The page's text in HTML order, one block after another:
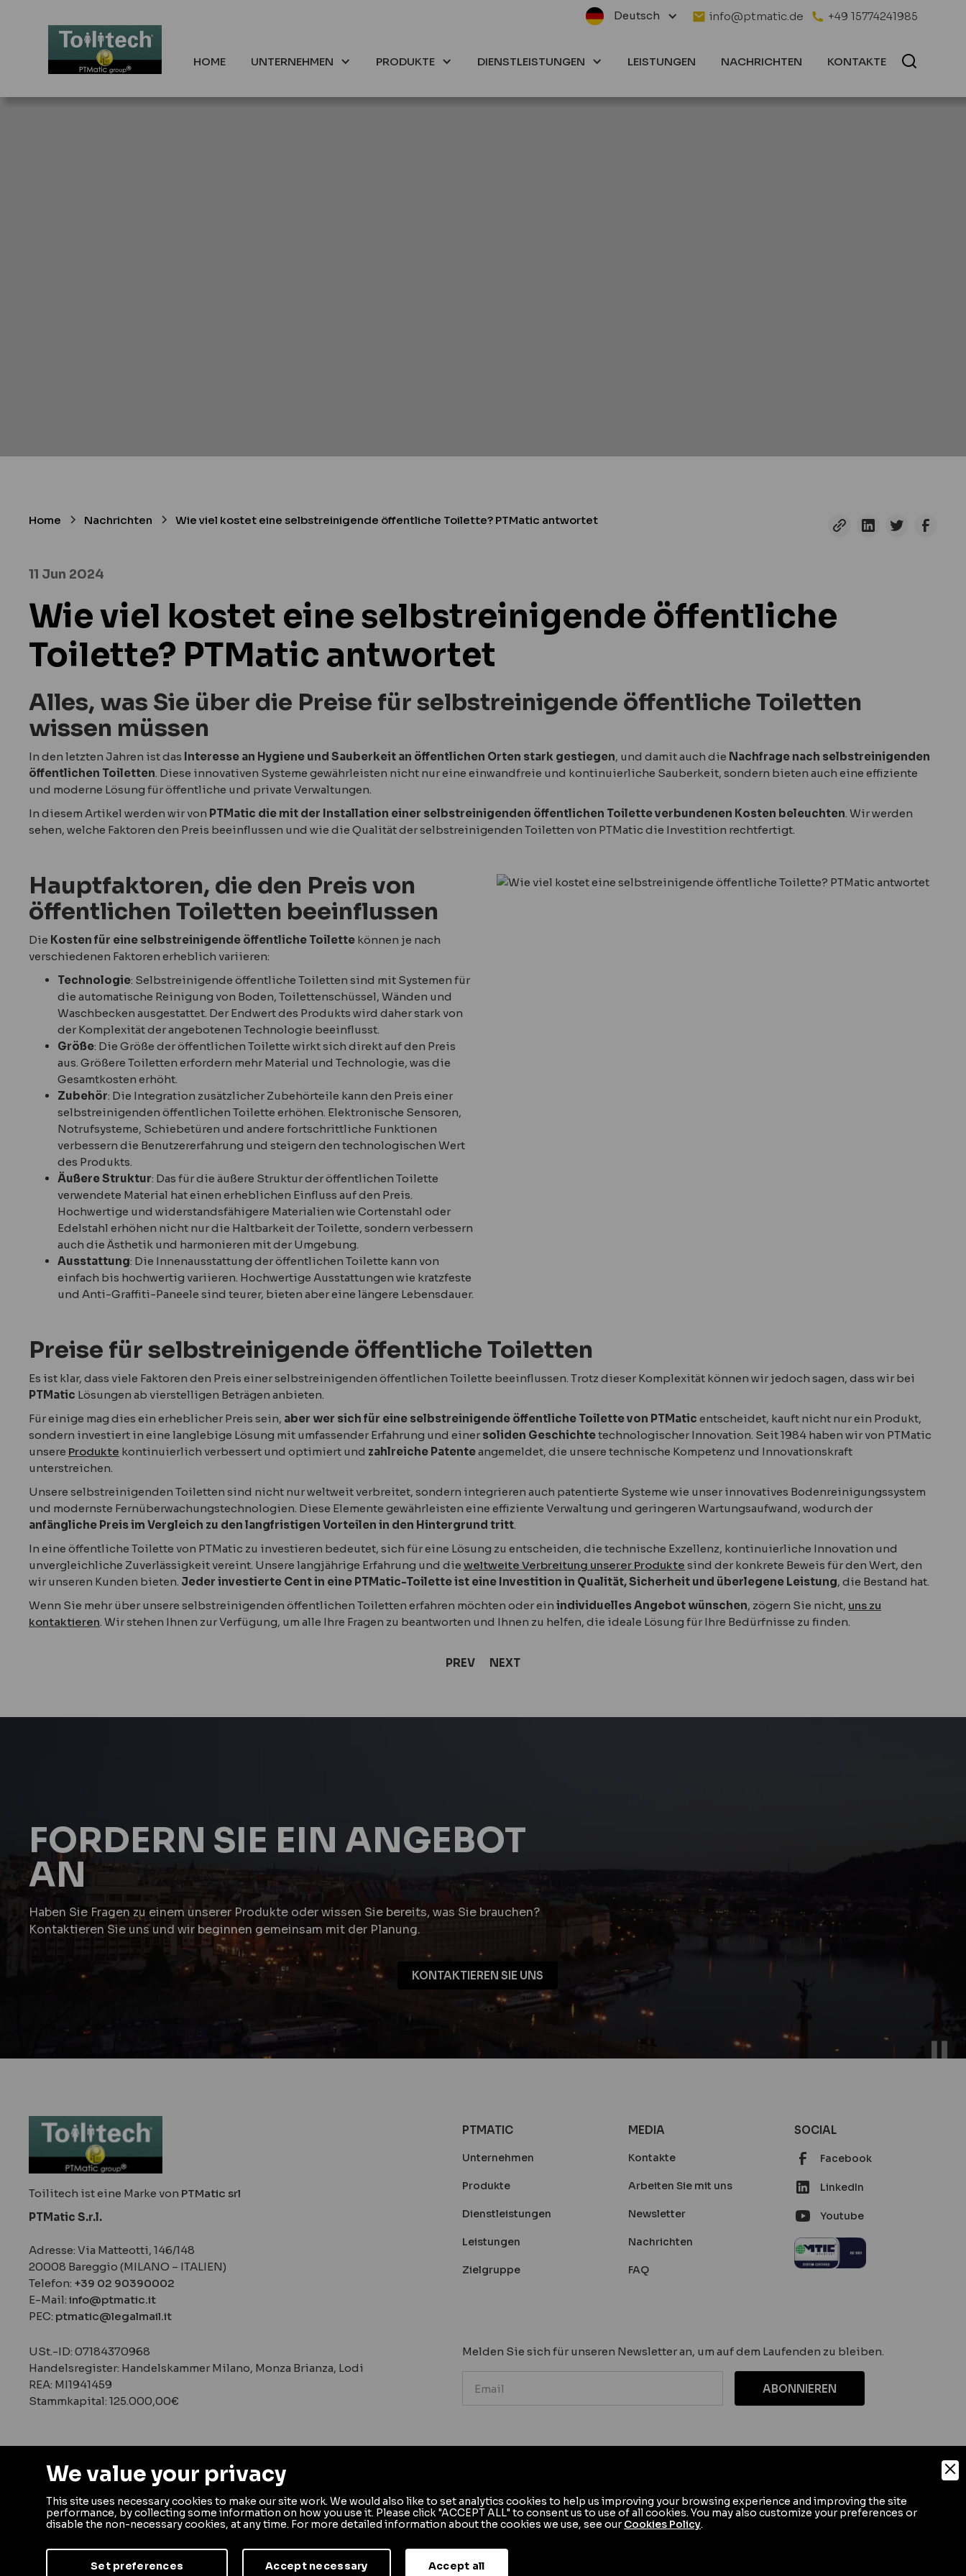
Deutsch info@ptmatic.de +49 15774241985
HOME UNTERNEHMEN PRODUKTE DIENSTLEISTUNGEN LEISTUNGEN NACHRICHTEN KONTAKTE
Home Nachrichten Wie viel kostet eine selbstreinigende öffentliche Toilette? PTMatic antwortet
11 Jun 2024
Wie viel kostet eine selbstreinigende öffentliche
Toilette? PTMatic antwortet
Alles, was Sie über die Preise für selbstreinigende öffentliche Toiletten
wissen müssen
In den letzten Jahren ist das Interesse an Hygiene und Sauberkeit an öffentlichen Orten stark gestiegen, und damit auch die Nachfrage nach selbstreinigenden
öffentlichen Toiletten. Diese innovativen Systeme gewährleisten nicht nur eine einwandfreie und kontinuierliche Sauberkeit, sondern bieten auch eine effiziente
und moderne Lösung für öffentliche und private Verwaltungen.
In diesem Artikel werden wir von PTMatic die mit der Installation einer selbstreinigenden öffentlichen Toilette verbundenen Kosten beleuchten. Wir werden
sehen, welche Faktoren den Preis beeinflussen und wie die Qualität der selbstreinigenden Toiletten von PTMatic die Investition rechtfertigt.
Hauptfaktoren, die den Preis von
öffentlichen Toiletten beeinflussen
Die Kosten für eine selbstreinigende öffentliche Toilette können je nach
verschiedenen Faktoren erheblich variieren:
Technologie: Selbstreinigende öffentliche Toiletten sind mit Systemen für
die automatische Reinigung von Boden, Toilettenschüssel, Wänden und
Waschbecken ausgestattet. Der Endwert des Produkts wird daher stark von
der Komplexität der angebotenen Technologie beeinflusst.
Größe: Die Größe der öffentlichen Toilette wirkt sich direkt auf den Preis
aus. Größere Toiletten erfordern mehr Material und Technologie, was die
Gesamtkosten erhöht.
Zubehör: Die Integration zusätzlicher Zubehörteile kann den Preis einer
selbstreinigenden öffentlichen Toilette erhöhen. Elektronische Sensoren,
Notrufsysteme, Schiebetüren und andere fortschrittliche Funktionen
verbessern die Benutzererfahrung und steigern den technologischen Wert
des Produkts.
Äußere Struktur: Das für die äußere Struktur der öffentlichen Toilette
verwendete Material hat einen erheblichen Einfluss auf den Preis.
Hochwertige und widerstandsfähigere Materialien wie Cortenstahl oder
Edelstahl erhöhen nicht nur die Haltbarkeit der Toilette, sondern verbessern
auch die Ästhetik und harmonieren mit der Umgebung.
Ausstattung: Die Innenausstattung der öffentlichen Toilette kann von
einfach bis hochwertig variieren. Hochwertige Ausstattungen wie kratzfeste
und Anti-Graffiti-Paneele sind teurer, bieten aber eine längere Lebensdauer.
Preise für selbstreinigende öffentliche Toiletten
Es ist klar, dass viele Faktoren den Preis einer selbstreinigenden öffentlichen Toilette beeinflussen. Trotz dieser Komplexität können wir jedoch sagen, dass wir bei
PTMatic Lösungen ab vierstelligen Beträgen anbieten.
Für einige mag dies ein erheblicher Preis sein, aber wer sich für eine selbstreinigende öffentliche Toilette von PTMatic entscheidet, kauft nicht nur ein Produkt,
sondern investiert in eine langlebige Lösung mit umfassender Erfahrung und einer soliden Geschichtetechnologischer Innovation. Seit 1984 haben wir von PTMatic
unsere Produkte kontinuierlich verbessert und optimiert und zahlreiche Patenteangemeldet, die unsere technische Kompetenz und Innovationskraft
unterstreichen.
Unsere selbstreinigenden Toiletten sind nicht nur weltweit verbreitet, sondern integrieren auch patentierte Systeme wie unser innovatives Bodenreinigungssystem
und modernste Fernüberwachungstechnologien. Diese Elemente gewährleisten eine effiziente Verwaltung und geringeren Wartungsaufwand, wodurch der
anfängliche Preis im Vergleich zu den langfristigen Vorteilen in den Hintergrund tritt.
In eine öffentliche Toilette von PTMatic zu investieren bedeutet, sich für eine Lösung zu entscheiden, die technische Exzellenz, kontinuierliche Innovation und
unvergleichliche Zuverlässigkeit vereint. Unsere langjährige Erfahrung und die weltweite Verbreitung unserer Produkte sind der konkrete Beweis für den Wert, den
wir unseren Kunden bieten. Jeder investierte Cent in eine PTMatic-Toilette ist eine Investition in Qualität, Sicherheit und überlegene Leistung, die Bestand hat.
Wenn Sie mehr über unsere selbstreinigenden öffentlichen Toiletten erfahren möchten oder ein individuelles Angebot wünschen, zögern Sie nicht, uns zu
kontaktieren. Wir stehen Ihnen zur Verfügung, um alle Ihre Fragen zu beantworten und Ihnen zu helfen, die ideale Lösung für Ihre Bedürfnisse zu finden.
PREV NEXT
FORDERN SIE EIN ANGEBOT
AN
Haben Sie Fragen zu einem unserer Produkte oder wissen Sie bereits, was Sie brauchen?
Kontaktieren Sie uns und wir beginnen gemeinsam mit der Planung.
KONTAKTIEREN SIE UNS
Toilitech ist eine Marke von PTMatic srl
PTMatic S.r.l.
Adresse: Via Matteotti, 146/148
20008 Bareggio (MILANO – ITALIEN)
Telefon: +39 02 90390002
E-Mail: info@ptmatic.it
PEC: ptmatic@legalmail.it
PTMATIC
Unternehmen
Produkte
Dienstleistungen
Leistungen
Zielgruppe
MEDIA
Kontakte
Arbeiten Sie mit uns
Newsletter
Nachrichten
FAQ
SOCIAL
Facebook
LinkedIn
Youtube
‍‍USt.-ID: 07184370968
Handelsregister: Handelskammer Milano, Monza Brianza, Lodi
REA: MI1941459
Stammkapital: 125.000,00€
Melden Sie sich für unseren Newsletter an, um auf dem Laufenden zu bleiben.
© 2026 PTMatic S.r.l. UnternehmenspolitikPrivacy PolicyCookie Policy Digital Marketing
We value your privacy
This site uses necessary cookies to make our site work. We would also like to set analytics cookies to help us improving your browsing experience and improving the site
performance, by collecting some information on how you use it. Please click "ACCEPT ALL" to consent us to use of all cookies. You may also customize your preferences or
disable the non-necessary cookies, at any time. For more detailed information about the cookies we use, see our Cookies Policy.
Set preferences Accept necessary Accept all